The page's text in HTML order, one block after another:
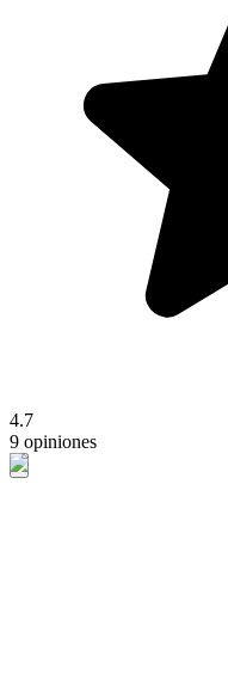
4.7
9 opiniones